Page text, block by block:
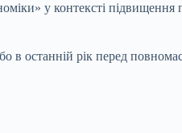
у контексті підвищення
в останній рік перед